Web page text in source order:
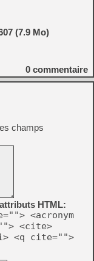
(7.9 Mo)
0 commentaire
champs
HTML:
<acronym
<cite>
<q cite="">